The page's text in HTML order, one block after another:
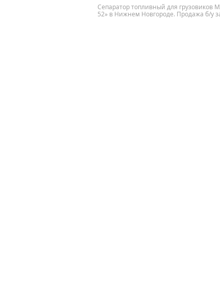
Сепаратор топливный для грузовиков
52» в Нижнем Новгороде. Продажа б/у